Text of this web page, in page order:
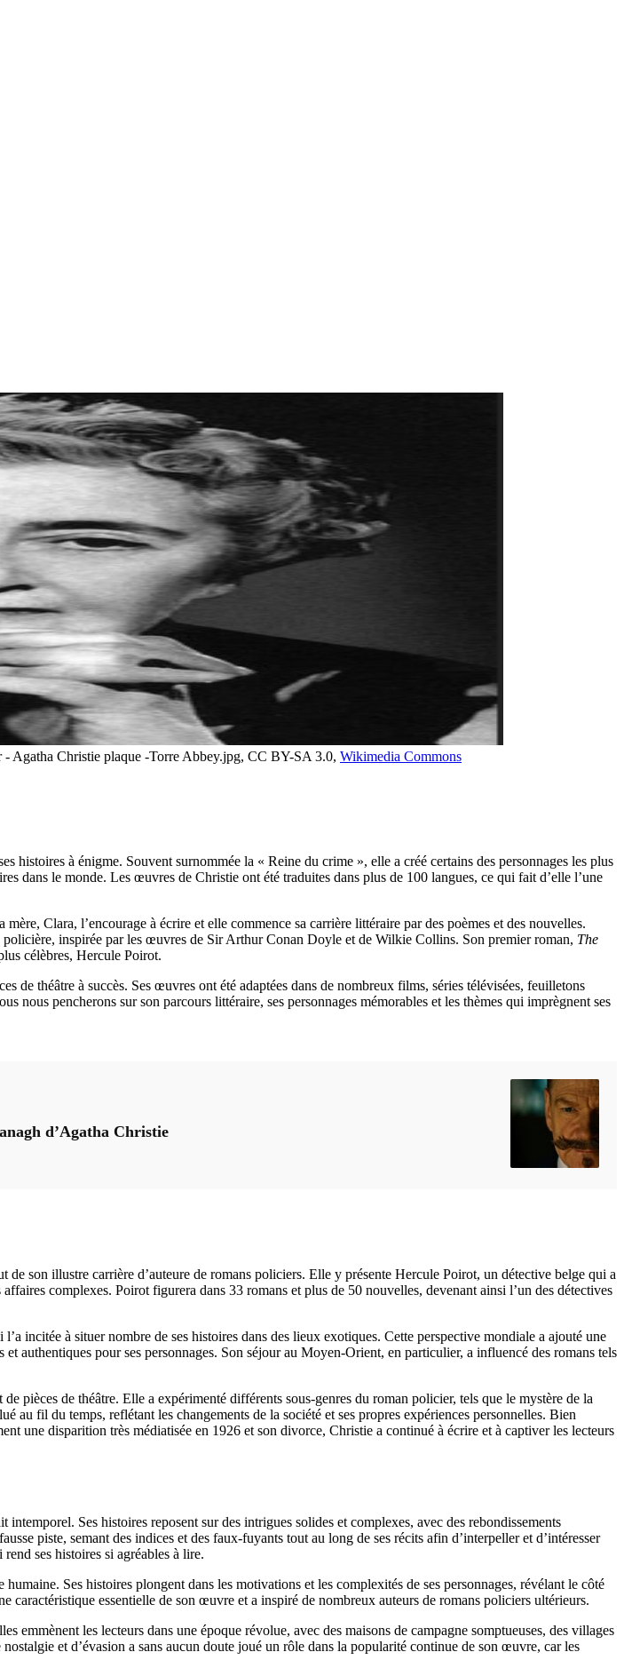
Agatha Christie plaque -Torre Abbey.jpg, CC BY-SA 3.0, Wikimedia Commons
histoires à énigme. Souvent surnommée la « Reine du crime », elle a créé certains des personnages les plus
dans le monde. Les œuvres de Christie ont été traduites dans plus de 100 langues, ce qui fait d’elle l’une
Clara, l’encourage à écrire et elle commence sa carrière littéraire par des poèmes et des nouvelles.
inspirée par les œuvres de Sir Arthur Conan Doyle et de Wilkie Collins. Son premier roman, The
célèbres, Hercule Poirot.
de théâtre à succès. Ses œuvres ont été adaptées dans de nombreux films, séries télévisées, feuilletons
nous pencherons sur son parcours littéraire, ses personnages mémorables et les thèmes qui imprègnent ses
d’Agatha Christie
de son illustre carrière d’auteure de romans policiers. Elle y présente Hercule Poirot, un détective belge qui a
complexes. Poirot figurera dans 33 romans et plus de 50 nouvelles, devenant ainsi l’un des détectives
incitée à situer nombre de ses histoires dans des lieux exotiques. Cette perspective mondiale a ajouté une
authentiques pour ses personnages. Son séjour au Moyen-Orient, en particulier, a influencé des romans tels
pièces de théâtre. Elle a expérimenté différents sous-genres du roman policier, tels que le mystère de la
fil du temps, reflétant les changements de la société et ses propres expériences personnelles. Bien
une disparition très médiatisée en 1926 et son divorce, Christie a continué à écrire et à captiver les lecteurs
Ses histoires reposent sur des intrigues solides et complexes, avec des rebondissements
piste, semant des indices et des faux-fuyants tout au long de ses récits afin d’interpeller et d’intéresser
ses histoires si agréables à lire.
Ses histoires plongent dans les motivations et les complexités de ses personnages, révélant le côté
caractéristique essentielle de son œuvre et a inspiré de nombreux auteurs de romans policiers ultérieurs.
emmènent les lecteurs dans une époque révolue, avec des maisons de campagne somptueuses, des villages
et d’évasion a sans aucun doute joué un rôle dans la popularité continue de son œuvre, car les